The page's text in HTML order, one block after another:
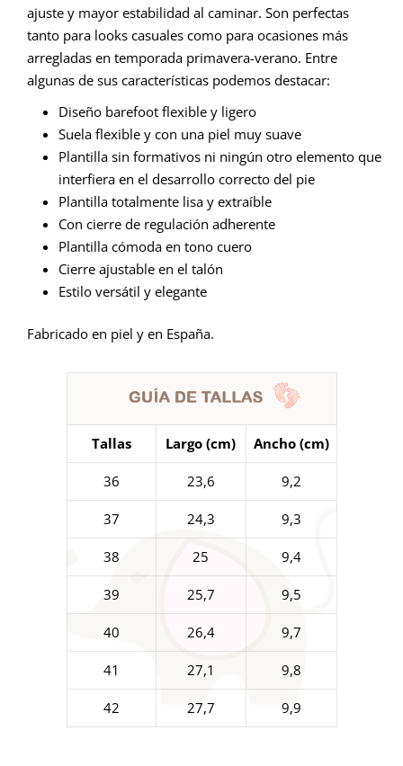
ajuste y mayor estabilidad al caminar. Son perfectas
tanto para looks casuales como para ocasiones más
arregladas en temporada primavera-verano. Entre
algunas de sus características podemos destacar:
Diseño barefoot flexible y ligero
Suela flexible y con una piel muy suave
Plantilla sin formativos ni ningún otro elemento que
interfiera en el desarrollo correcto del pie
Plantilla totalmente lisa y extraíble
Con cierre de regulación adherente
Plantilla cómoda en tono cuero
Cierre ajustable en el talón
Estilo versátil y elegante
Fabricado en piel y en España.
Tallas Largo (cm) Ancho (cm)
36 23,6 9,2
37 24,3 9,3
38 25 9,4
39 25,7 9,5
40 26,4 9,7
41 27,1 9,8
42 27,7 9,9